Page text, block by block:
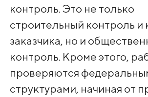
контроль. Это не только
строительный контроль и
заказчика, но и
контроль. Кроме этого,
проверяются
структурами, начиная от